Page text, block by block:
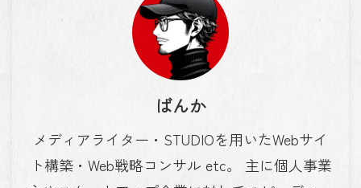
ばんか
メディアライター・STUDIOを用いたWebサイ
ト構築・Web戦略コンサル etc。 主に個人事業